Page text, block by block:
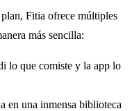
Fitia ofrece múltiples
más sencilla:
lo que comiste y la app lo
en una inmensa biblioteca